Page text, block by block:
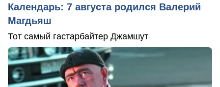
Календарь: 7 августа родился Валерий
Магдьяш
Тот самый гастарбайтер Джамшут